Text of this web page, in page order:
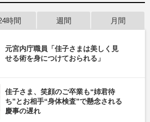
時間 週間 月間
元宮内庁職員「佳子さまは美しく見
せる術を身につけておられる」
佳子さま、笑顔のご卒業も“姉君待
ち”とお相手“身体検査”で懸念される
慶事の遅れ